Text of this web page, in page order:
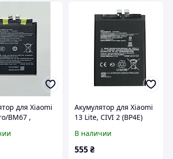
для Xiaomi
BM67 ,
Акумулятор для Xiaomi
13 Lite, CIVI 2 (BP4E)
В наличии
555₴